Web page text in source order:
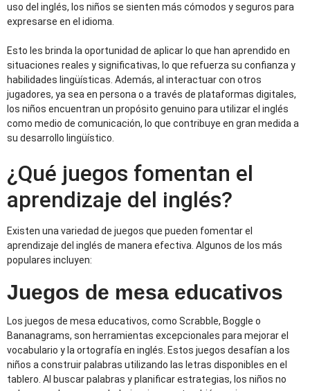
uso del inglés, los niños se sienten más cómodos y seguros para
expresarse en el idioma.
Esto les brinda la oportunidad de aplicar lo que han aprendido en
situaciones reales y significativas, lo que refuerza su confianza y
habilidades lingüísticas. Además, al interactuar con otros
jugadores, ya sea en persona o a través de plataformas digitales,
los niños encuentran un propósito genuino para utilizar el inglés
como medio de comunicación, lo que contribuye en gran medida a
su desarrollo lingüístico.
¿Qué juegos fomentan el
aprendizaje del inglés?
Existen una variedad de juegos que pueden fomentar el
aprendizaje del inglés de manera efectiva. Algunos de los más
populares incluyen:
Juegos de mesa educativos
Los juegos de mesa educativos, como Scrabble, Boggle o
Bananagrams, son herramientas excepcionales para mejorar el
vocabulario y la ortografía en inglés. Estos juegos desafían a los
niños a construir palabras utilizando las letras disponibles en el
tablero. Al buscar palabras y planificar estrategias, los niños no